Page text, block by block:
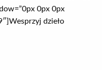
0px 0px
dzieło